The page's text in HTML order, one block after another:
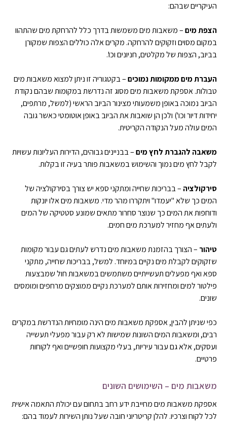
העיקריים שבהם:
הצפת מים– משאבות מים משמשות בדרך כלל להרחקת מים שהתהוו
במקום מסוים וזקוקים להרחקה. מקרים אלה כוללים הצפות שמקורן
בביוב, הצפות של מקלטים, חניונים וכו'.
העברת מים ממקומות נמוכים– בקטגוריה זו ניתן למצוא משאבות מים
טבולות. אספקת משאבות מים מסוג זה נדרשת במקומות שבהם נקודת
הביוב נמוכה באופן משמעותי מצינור הביוב הראשי (למשל, מרתפים,
יחידות דיור וכו') ולכן הן שואבות את הביוב באופן אוטומטי כאשר גובה
המים עולה מעל הנקודה הקריטית.
משאבה להגברת לחץ מים– בבניינים גבוהים, הדירות העליונות עשויות
לקבל לחץ מים נמוך והשימוש במשאבות פותר בעיה זו בקלות.
סירקולציה – בבריכות שחייה ומתקני ספא יש צורך בסירקולציה של
המים כך שלא "יעמדו" ויתקררו מהר מדי. משאבות מים אלו יונקות
ודוחפות את המים כך שנוצר סחרור מתאים שמונע סטטיקה של המים
ולעתים אף מחזיר למערכת מים חמים.
טיהור – הצורך בהזמנת משאבות מים נדרש לעתים גם עבור מקומות
שזקוקים לקבלת מים נקיים במיוחד. למשל, בבריכות שחייה, מתקני
ספא ואף מפעלים תעשייתיים משתמשים במשאבות חול שמבצעות
פילטור למים ומחזירות אותם למערכת נקיים ממוצקים מרחפים ומומסים
שונים.
כפי שניתן להבין, אספקת משאבות מים הינה מומחיות הנדרשת במקרים
רבים, ומשאבות המים השונות שמישות לא רק עבור מפעלי תעשייה
ועסקים, אלא גם עבור עיריות, בעלי מקצועות חופשיים ואף לקוחות
פרטיים.
משאבות מים – השימושים השונים
אספקת משאבות מים מחייבת ידע רחב בתחום עם יכולת התאמה אישית
לכל לקוח וצרכיו. להלן קריטריוני חובה שעל נותן השירות לעמוד בהם: